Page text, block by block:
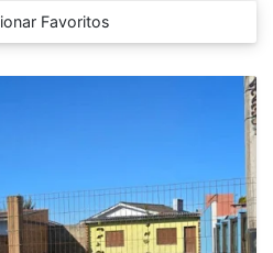
Favoritos